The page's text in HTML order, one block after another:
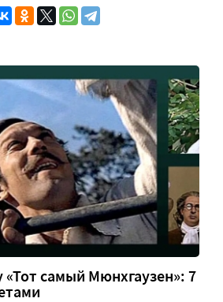
самый Мюнхгаузен»: 7